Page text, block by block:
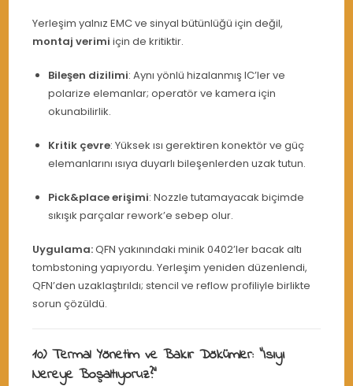
Yerleşim yalnız EMC ve sinyal bütünlüğü için değil,
montaj verimi için de kritiktir.
Bileşen dizilimi: Aynı yönlü hizalanmış IC’ler ve
polarize elemanlar; operatör ve kamera için
okunabilirlik.
Kritik çevre: Yüksek ısı gerektiren konektör ve güç
elemanlarını ısıya duyarlı bileşenlerden uzak tutun.
Pick&place erişimi: Nozzle tutamayacak biçimde
sıkışık parçalar rework’e sebep olur.
Uygulama:QFN yakınındaki minik 0402’ler bacak altı
tombstoning yapıyordu. Yerleşim yeniden düzenlendi,
QFN’den uzaklaştırıldı; stencil ve reflow profiliyle birlikte
sorun çözüldü.
10) Termal Yönetim ve Bakır Dökümler: “Isıyı
Nereye Boşaltıyoruz?”